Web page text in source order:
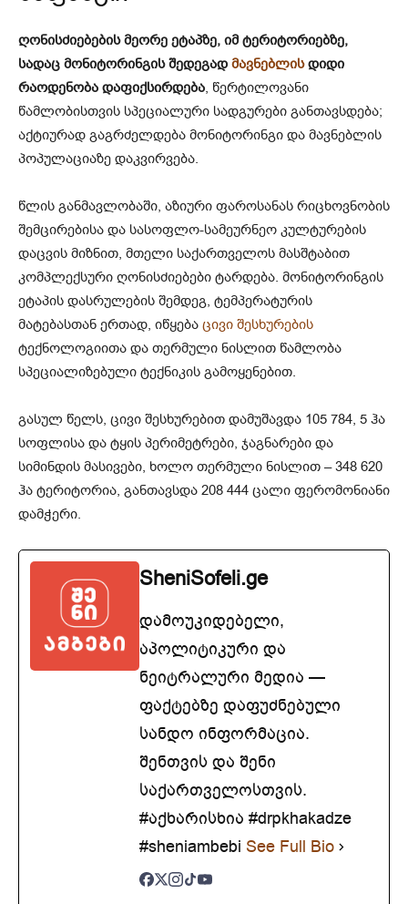
ღონისძიებების მეორე ეტაპზე, იმ ტერიტორიებზე,
სადაც მონიტორინგის შედეგად მავნებლისდიდი
რაოდენობა დაფიქსირდება, წერტილოვანი
წამლობისთვის სპეციალური სადგურები განთავსდება;
აქტიურად გაგრძელდება მონიტორინგი და მავნებლის
პოპულაციაზე დაკვირვება.
წლის განმავლობაში, აზიური ფაროსანას რიცხოვნობის
შემცირებისა და სასოფლო-სამეურნეო კულტურების
დაცვის მიზნით, მთელი საქართველოს მასშტაბით
კომპლექსური ღონისძიებები ტარდება. მონიტორინგის
ეტაპის დასრულების შემდეგ, ტემპერატურის
მატებასთან ერთად, იწყება ცივი შესხურების
ტექნოლოგიითა და თერმული ნისლით წამლობა
სპეციალიზებული ტექნიკის გამოყენებით.
გასულ წელს, ცივი შესხურებით დამუშავდა 105 784, 5 ჰა
სოფლისა და ტყის პერიმეტრები, ჯაგნარები და
სიმინდის მასივები, ხოლო თერმული ნისლით – 348 620
ჰა ტერიტორია, განთავსდა 208 444 ცალი ფერომონიანი
დამჭერი.
SheniSofeli.ge
დამოუკიდებელი,
აპოლიტიკური და
ნეიტრალური მედია —
ფაქტებზე დაფუძნებული
სანდო ინფორმაცია.
შენთვის და შენი
საქართველოსთვის.
#აქხარისხია #drpkhakadze
#sheniambebi See Full Bio